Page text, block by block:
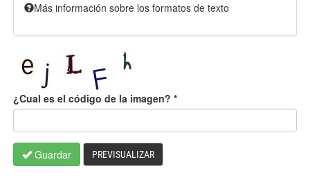
Más información sobre los formatos de texto
¿Cual es el código de la imagen? *
Guardar PREVISUALIZAR